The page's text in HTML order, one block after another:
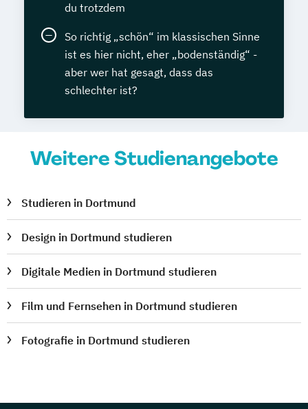
du trotzdem
So richtig „schön“ im klassischen Sinne
ist es hier nicht, eher „bodenständig“ -
aber wer hat gesagt, dass das
schlechter ist?
Weitere Studienangebote
Studieren in Dortmund
Design in Dortmund studieren
Digitale Medien in Dortmund studieren
Film und Fernsehen in Dortmund studieren
Fotografie in Dortmund studieren